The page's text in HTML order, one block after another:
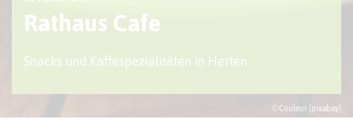
© Couleur (pixabay)
Rathaus Cafe
Snacks und Kaffespezialitäten in Herten